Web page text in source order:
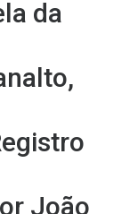
da
João